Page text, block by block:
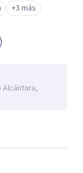
+3 más
Alcántara,